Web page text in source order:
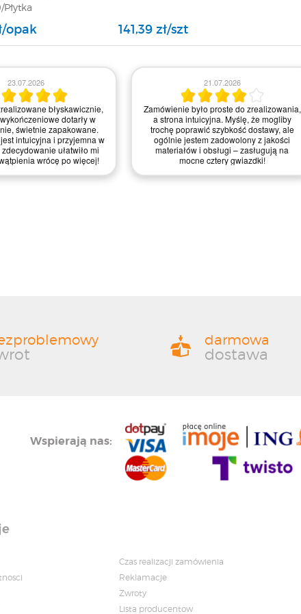
1
opak 141,39 zł/szt
23.07.2026
błyskawicznie,
dotarły w
świetnie zapakowane.
intuicyjna i przyjemna w
ułatwiło mi
wrócę po więcej!
21.07.2026
Zamówienie było proste do zrealizowania,
a strona intuicyjna. Myślę, że mogliby
trochę poprawić szybkość dostawy, ale
ogólnie jestem zadowolony z jakości
materiałów i obsługi – zasługują na
mocne cztery gwiazdki!
darmowa
dostawa
Wspierają nas:
Czas realizacji zamówienia
Reklamacje
Zwroty
Lista producentow